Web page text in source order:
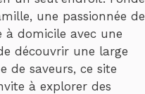
une passionnée de
à domicile avec une
découvrir une large
de saveurs, ce site
à explorer des